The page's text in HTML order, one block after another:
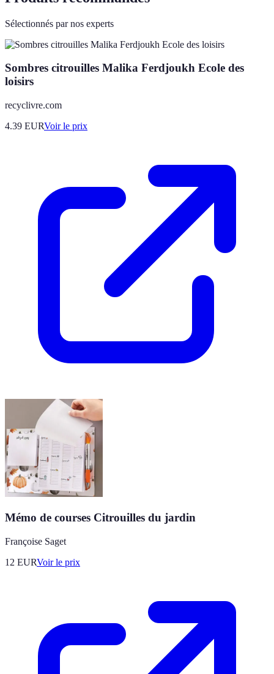
Sélectionnés par nos experts
Sombres citrouilles Malika Ferdjoukh Ecole des
loisirs
recyclivre.com
4.39 EURVoir le prix
Mémo de courses Citrouilles du jardin
Françoise Saget
12 EURVoir le prix